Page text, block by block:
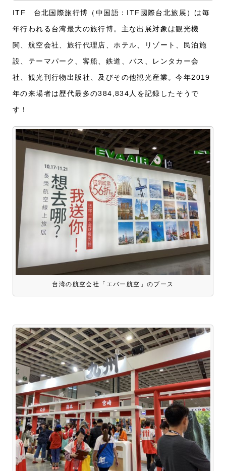
ITF 台北国際旅行博（中国語：ITF國際台北旅展） は毎
年行われる台湾最大の旅行博。主な出展対象は観光機
関、航空会社、旅行代理店、ホテル、リゾート、民泊施
設、テーマパーク、客船、鉄道、バス、レンタカー会
社、観光刊行物出版社、及びその他観光産業。今年2019
年の来場者は歴代最多の384,834人を記録したそうで
す！
台湾の航空会社「エバー航空」のブース